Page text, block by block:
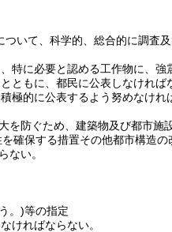
いて、科学的、総合的に調査
に必要と認める工作物に、強
ともに、都民に公表しなければ
極的に公表するよう努めなけれ
を防ぐため、建築物及び都市施
確保する措置その他都市構造の
ない。
。)等の指定
ければならない。